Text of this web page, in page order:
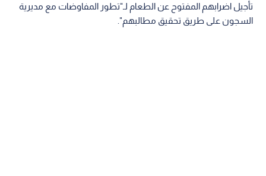
تأجيل اضرابهم المفتوح عن الطعام لـ"تطور المفاوضات مع مديرية
السجون على طريق تحقيق مطالبهم".